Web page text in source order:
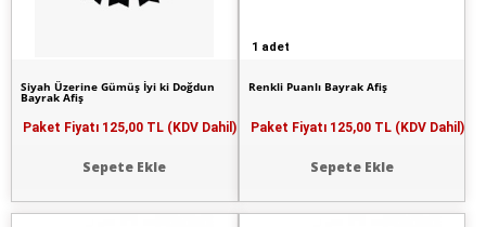
Siyah Üzerine Gümüş İyi ki Doğdun
Bayrak Afiş
Paket Fiyatı 125,00 TL (KDV Dahil)
Sepete Ekle
1 adet
Renkli Puanlı Bayrak Afiş
Paket Fiyatı 125,00 TL (KDV Dahil)
Sepete Ekle